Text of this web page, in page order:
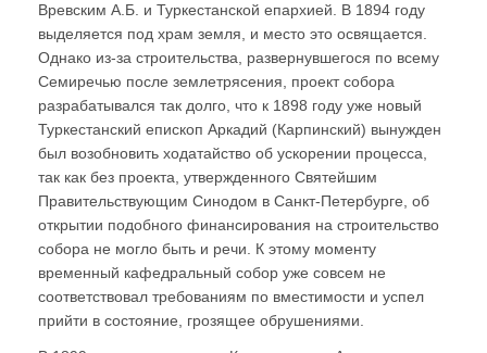
Вревским А.Б. и Туркестанской епархией. В 1894 году
выделяется под храм земля, и место это освящается.
Однако из-за строительства, развернувшегося по всему
Семиречью после землетрясения, проект собора
разрабатывался так долго, что к 1898 году уже новый
Туркестанский епископ Аркадий (Карпинский) вынужден
был возобновить ходатайство об ускорении процесса,
так как без проекта, утвержденного Святейшим
Правительствующим Синодом в Санкт-Петербурге, об
открытии подобного финансирования на строительство
собора не могло быть и речи. К этому моменту
временный кафедральный собор уже совсем не
соответствовал требованиям по вместимости и успел
прийти в состояние, грозящее обрушениями.